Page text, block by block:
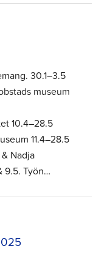
30.1–3.5
museum
10.4–28.5
11.4–28.5
Nadja
9.5. Työn…